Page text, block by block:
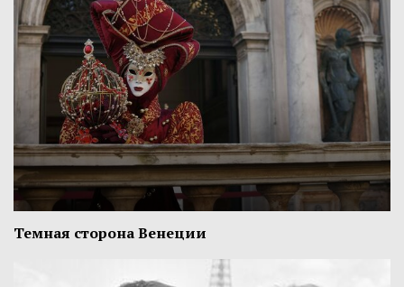
Темная сторона Венеции